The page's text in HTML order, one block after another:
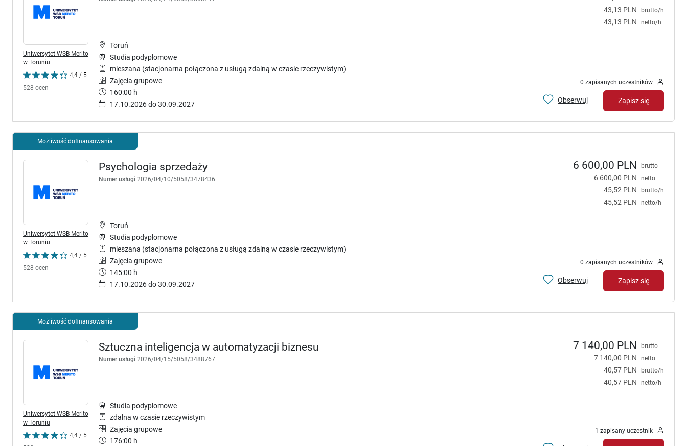
Uniwersytet WSB Merito
w Toruniu
4,4 / 5
528 ocen
43,13 PLN brutto/h
43,13 PLN netto/h
Toruń
Studia podyplomowe
mieszana (stacjonarna połączona z usługą zdalną w czasie rzeczywistym)
Zajęcia grupowe
160:00 h
17.10.2026 do 30.09.2027
0 zapisanych uczestników
Obserwuj Zapisz się
Możliwość dofinansowania
Psychologia sprzedaży
Numer usługi 2026/04/10/5058/3478436
Uniwersytet WSB Merito
w Toruniu
4,4 / 5
528 ocen
6 600,00 PLN brutto
6 600,00 PLN netto
45,52 PLN brutto/h
45,52 PLN netto/h
Toruń
Studia podyplomowe
mieszana (stacjonarna połączona z usługą zdalną w czasie rzeczywistym)
Zajęcia grupowe
145:00 h
17.10.2026 do 30.09.2027
0 zapisanych uczestników
Obserwuj Zapisz się
Możliwość dofinansowania
Sztuczna inteligencja w automatyzacji biznesu
Numer usługi 2026/04/15/5058/3488767
Uniwersytet WSB Merito
w Toruniu
4,4 / 5
7 140,00 PLN brutto
7 140,00 PLN netto
40,57 PLN brutto/h
40,57 PLN netto/h
Studia podyplomowe
zdalna w czasie rzeczywistym
Zajęcia grupowe
176:00 h
1 zapisany uczestnik